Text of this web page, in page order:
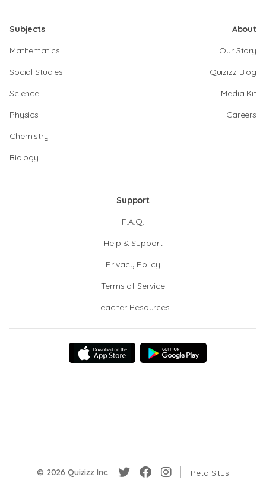
Subjects
Mathematics
Social Studies
Science
Physics
Chemistry
Biology
About
Our Story
Quizizz Blog
Media Kit
Careers
Support
F.A.Q.
Help & Support
Privacy Policy
Terms of Service
Teacher Resources
© 2026 Quizizz Inc. Peta Situs